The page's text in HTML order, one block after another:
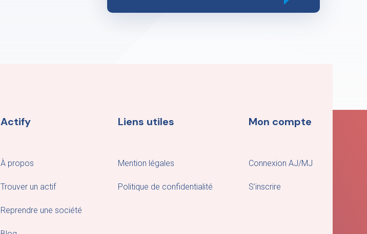
Actify
À propos
Trouver un actif
Reprendre une société
Liens utiles
Mention légales
Politique de confidentialité
Mon compte
Connexion AJ/MJ
S’inscrire